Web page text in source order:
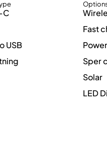
C
USB
Fast
Sper
Solar
LED